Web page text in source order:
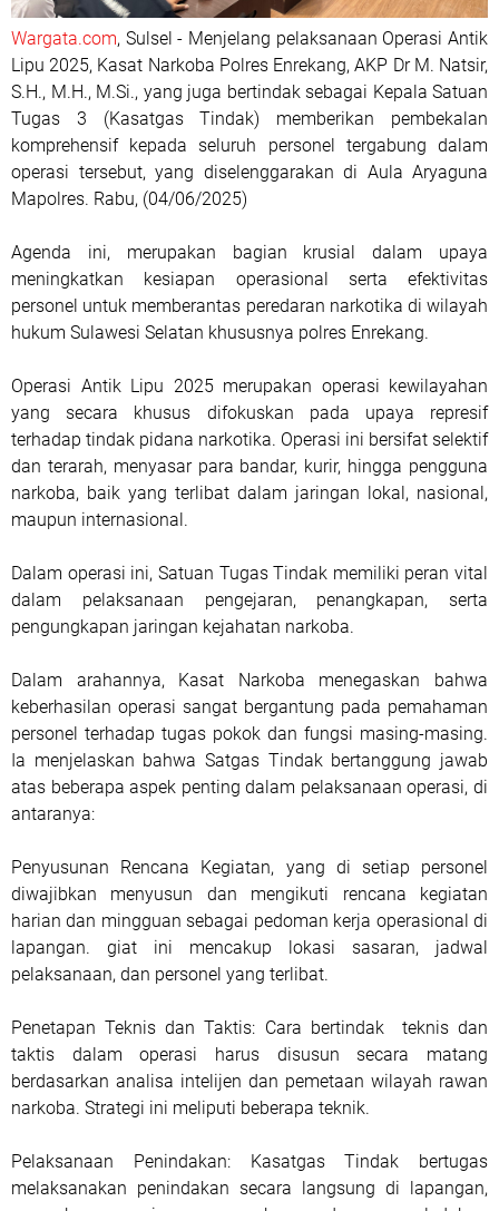
Wargata.com, Sulsel - Menjelang pelaksanaan Operasi Antik
Lipu 2025, Kasat Narkoba Polres Enrekang, AKP Dr M. Natsir,
S.H., M.H., M.Si., yang juga bertindak sebagai Kepala Satuan
Tugas 3 (Kasatgas Tindak) memberikan pembekalan
komprehensif kepada seluruh personel tergabung dalam
operasi tersebut, yang diselenggarakan di Aula Aryaguna
Mapolres. Rabu, (04/06/2025)
Agenda ini, merupakan bagian krusial dalam upaya
meningkatkan kesiapan operasional serta efektivitas
personel untuk memberantas peredaran narkotika di wilayah
hukum Sulawesi Selatan khususnya polres Enrekang.
Operasi Antik Lipu 2025 merupakan operasi kewilayahan
yang secara khusus difokuskan pada upaya represif
terhadap tindak pidana narkotika. Operasi ini bersifat selektif
dan terarah, menyasar para bandar, kurir, hingga pengguna
narkoba, baik yang terlibat dalam jaringan lokal, nasional,
maupun internasional.
Dalam operasi ini, Satuan Tugas Tindak memiliki peran vital
dalam pelaksanaan pengejaran, penangkapan, serta
pengungkapan jaringan kejahatan narkoba.
Dalam arahannya, Kasat Narkoba menegaskan bahwa
keberhasilan operasi sangat bergantung pada pemahaman
personel terhadap tugas pokok dan fungsi masing-masing.
Ia menjelaskan bahwa Satgas Tindak bertanggung jawab
atas beberapa aspek penting dalam pelaksanaan operasi, di
antaranya:
Penyusunan Rencana Kegiatan, yang di setiap personel
diwajibkan menyusun dan mengikuti rencana kegiatan
harian dan mingguan sebagai pedoman kerja operasional di
lapangan. giat ini mencakup lokasi sasaran, jadwal
pelaksanaan, dan personel yang terlibat.
Penetapan Teknis dan Taktis: Cara bertindak teknis dan
taktis dalam operasi harus disusun secara matang
berdasarkan analisa intelijen dan pemetaan wilayah rawan
narkoba. Strategi ini meliputi beberapa teknik.
Pelaksanaan Penindakan: Kasatgas Tindak bertugas
melaksanakan penindakan secara langsung di lapangan,